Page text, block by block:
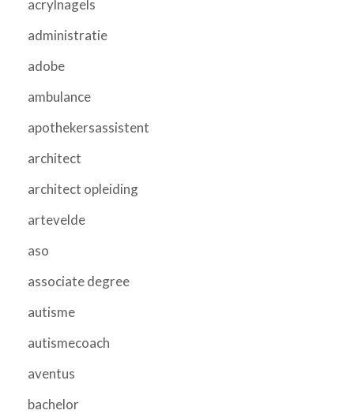
acrylnagels
administratie
adobe
ambulance
apothekersassistent
architect
architect opleiding
artevelde
aso
associate degree
autisme
autismecoach
aventus
bachelor